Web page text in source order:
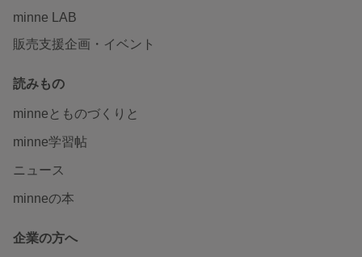
minne LAB
販売支援企画・イベント
読みもの
minneとものづくりと
minne学習帖
ニュース
minneの本
企業の方へ